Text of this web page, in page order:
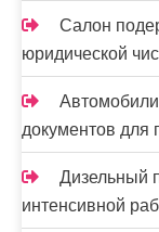
Салон
юридической
документов для
Дизельный
интенсивной